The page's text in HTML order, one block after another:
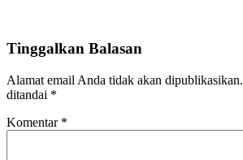
Tinggalkan Balasan
Alamat email Anda tidak akan dipublikasikan.
ditandai *
Komentar *